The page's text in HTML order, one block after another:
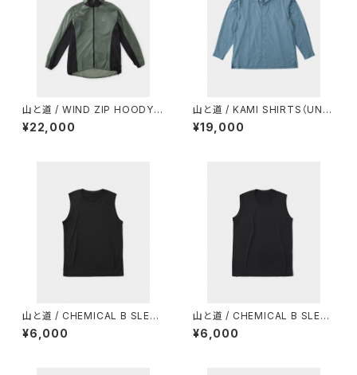
山と道 / WIND ZIP HOODY
（UNISEX）
¥22,000
山と道 / KAMI SHIRTS（UNIS
EX）
¥19,000
山と道 / CHEMICAL B SLEEV
ELESS（MEN）
¥6,000
山と道 / CHEMICAL B SLEEV
ELESS（WOMEN）
¥6,000